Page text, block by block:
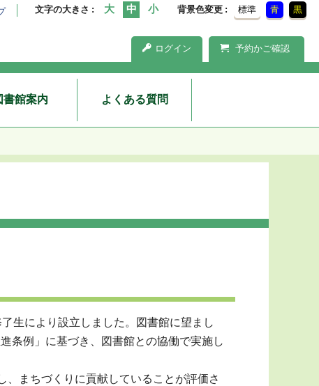
文字の大きさ 背景色変更 標準 青 黒
ログイン 予約かご確認
書館案内 よくある質問
生により設立しました。図書館に望まし
条例」に基づき、図書館との協働で実施し
まちづくりに貢献していることが評価さ